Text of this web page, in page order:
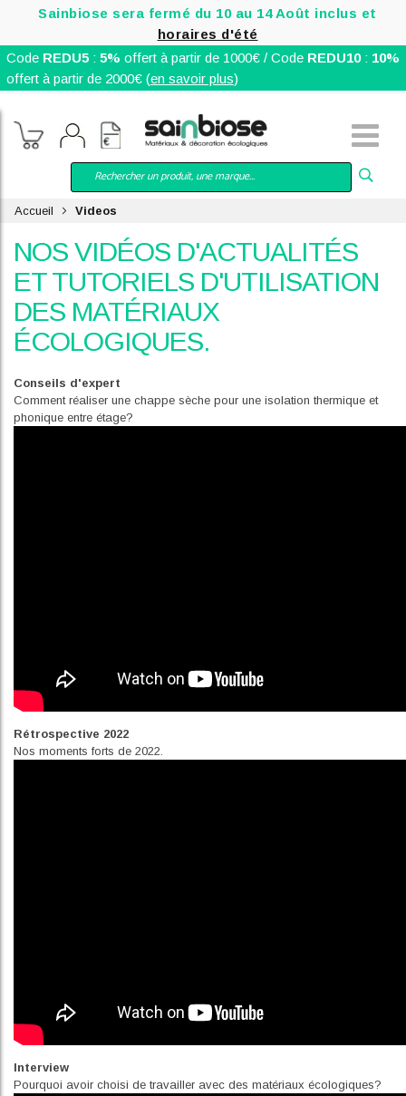
Sainbiose sera fermé du 10 au 14 Août inclus et
horaires d'été
Code REDU5: 5% offert à partir de 1000€ / Code REDU10: 10%
offert à partir de 2000€ (en savoir plus)
Accueil Videos
NOS VIDÉOS D'ACTUALITÉS
ET TUTORIELS D'UTILISATION
DES MATÉRIAUX
ÉCOLOGIQUES.
Conseils d'expert
Comment réaliser une chappe sèche pour une isolation thermique et
phonique entre étage?
Rétrospective 2022
Nos moments forts de 2022.
Interview
Pourquoi avoir choisi de travailler avec des matériaux écologiques?